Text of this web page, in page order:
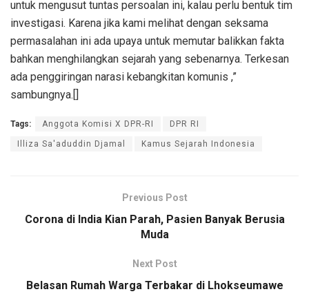
untuk mengusut tuntas persoalan ini, kalau perlu bentuk tim
investigasi. Karena jika kami melihat dengan seksama
permasalahan ini ada upaya untuk memutar balikkan fakta
bahkan menghilangkan sejarah yang sebenarnya. Terkesan
ada penggiringan narasi kebangkitan komunis ,”
sambungnya.[]
Tags: Anggota Komisi X DPR-RI DPR RI
Illiza Sa'aduddin Djamal Kamus Sejarah Indonesia
Previous Post
Corona di India Kian Parah, Pasien Banyak Berusia
Muda
Next Post
Belasan Rumah Warga Terbakar di Lhokseumawe